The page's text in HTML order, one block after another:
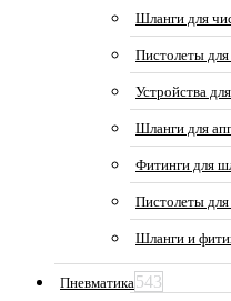
Шланги для
Пистолеты для
Устройства
Шланги для
Фитинги для
Пистолеты
Шланги и
Пневматика543